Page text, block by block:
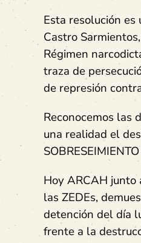
Esta resolución
Castro
Régimen
traza de
de represión
Reconocemos las
una realidad el
Hoy ARCAH junto
las ZEDEs,
detención del día
frente a la